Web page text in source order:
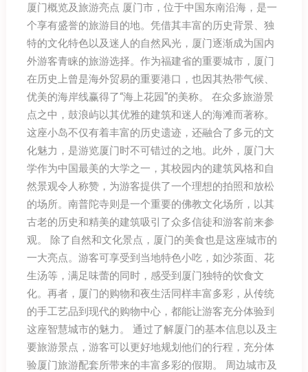
厦门概览及旅游亮点 厦门市，位于中国东南沿海，是一
个享有盛誉的旅游目的地。凭借其丰富的历史背景、独
特的文化特色以及迷人的自然风光，厦门逐渐成为国内
外游客青睐的旅游选择。作为福建省的重要城市，厦门
在历史上曾是海外贸易的重要港口，也因其热带气候、
优美的海岸线赢得了“海上花园”的美称。 在众多旅游景
点之中，鼓浪屿以其优雅的建筑和迷人的海滩而著称。
这座小岛不仅有着丰富的历史遗迹，还融合了多元的文
化魅力，是游览厦门时不可错过的之地。此外，厦门大
学作为中国最美的大学之一，其校园内的建筑风格和自
然景观令人称赞，为游客提供了一个理想的拍照和放松
的场所。南普陀寺则是一个重要的佛教文化场所，以其
古老的历史和精美的建筑吸引了众多信徒和游客前来参
观。 除了自然和文化景点，厦门的美食也是这座城市的
一大亮点。游客可享受到当地特色小吃，如沙茶面、花
生汤等，满足味蕾的同时，感受到厦门独特的饮食文
化。再者，厦门的购物和夜生活同样丰富多彩，从传统
的手工艺品到现代的购物中心，都能让游客充分体验到
这座智慧城市的魅力。 通过了解厦门的基本信息以及主
要旅游景点，游客可以更好地规划他们的行程，充分体
验厦门旅游配套所带来的丰富多彩的假期。 周边城市及